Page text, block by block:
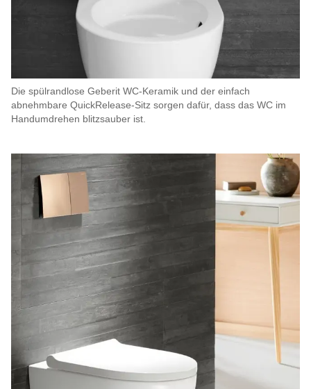
Die spülrandlose Geberit WC-Keramik und der einfach
abnehmbare QuickRelease-Sitz sorgen dafür, dass das WC im
Handumdrehen blitzsauber ist.